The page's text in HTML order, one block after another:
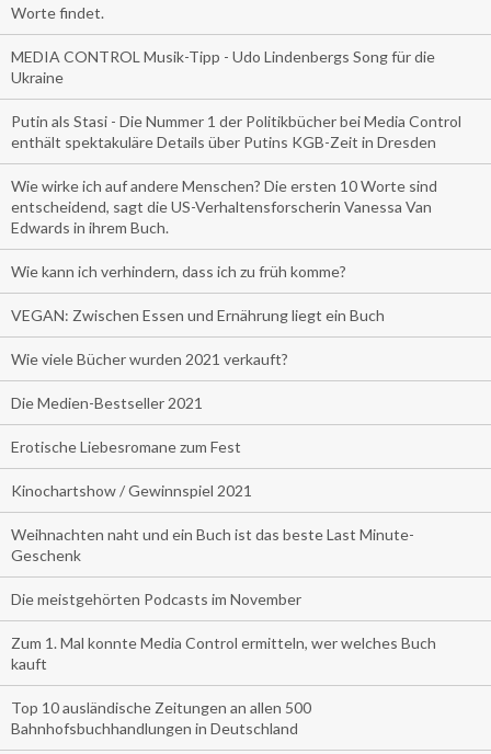
Worte findet.
MEDIA CONTROL Musik-Tipp - Udo Lindenbergs Song für die
Ukraine
Putin als Stasi - Die Nummer 1 der Politikbücher bei Media Control
enthält spektakuläre Details über Putins KGB-Zeit in Dresden
Wie wirke ich auf andere Menschen? Die ersten 10 Worte sind
entscheidend, sagt die US-Verhaltensforscherin Vanessa Van
Edwards in ihrem Buch.
Wie kann ich verhindern, dass ich zu früh komme?
VEGAN: Zwischen Essen und Ernährung liegt ein Buch
Wie viele Bücher wurden 2021 verkauft?
Die Medien-Bestseller 2021
Erotische Liebesromane zum Fest
Kinochartshow / Gewinnspiel 2021
Weihnachten naht und ein Buch ist das beste Last Minute-
Geschenk
Die meistgehörten Podcasts im November
Zum 1. Mal konnte Media Control ermitteln, wer welches Buch
kauft
Top 10 ausländische Zeitungen an allen 500
Bahnhofsbuchhandlungen in Deutschland